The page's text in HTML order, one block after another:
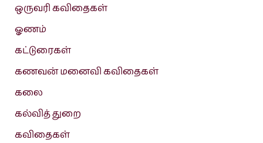
ஒருவரி கவிதைகள்
ஓணம்
கட்டுரைகள்
கணவன் மனைவி கவிதைகள்
கலை
கல்வித் துறை
கவிதைகள்